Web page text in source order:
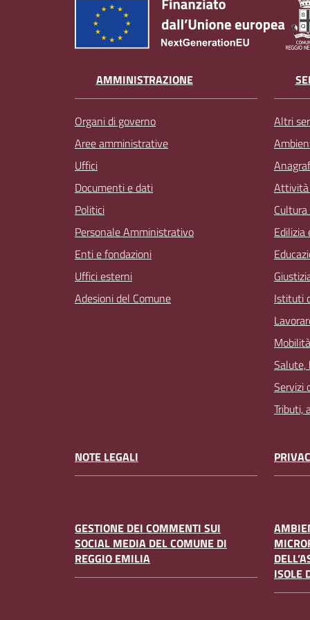
AMMINISTRAZIONE
Organi di governo
Aree amministrative
Uffici
Documenti e dati
Politici
Personale Amministrativo
Enti e fondazioni
Uffici esterni
Adesioni del Comune
Altri
Attività
Edilizia
Istituti
Salute,
Servizi
Tributi,
NOTE LEGALI
GESTIONE DEI COMMENTI SUI
SOCIAL MEDIA DEL COMUNE DI
REGGIO EMILIA
ISOLE